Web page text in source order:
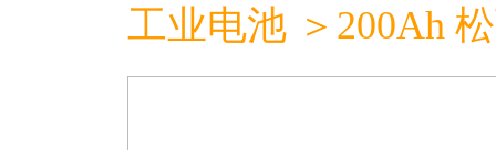
工业电池 ＞200Ah